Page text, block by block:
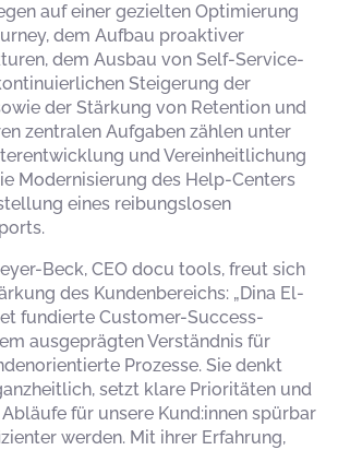
auf einer gezielten Optimierung
dem Aufbau proaktiver
dem Ausbau von Self-Service-
Steigerung der
der Stärkung von Retention und
zentralen Aufgaben zählen unter
und Vereinheitlichung
Modernisierung des Help-Centers
eines reibungslosen
Beck, CEO docu tools, freut sich
des Kundenbereichs: „Dina El-
fundierte Customer-Success-
ausgeprägten Verständnis für
Prozesse. Sie denkt
setzt klare Prioritäten und
für unsere Kund:innen spürbar
werden. Mit ihrer Erfahrung,